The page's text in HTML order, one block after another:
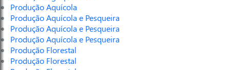
Produção Aquícola
Produção Aquícola e Pesqueira
Produção Aquícola e Pesqueira
Produção Aquícola e Pesqueira
Produção Florestal
Produção Florestal